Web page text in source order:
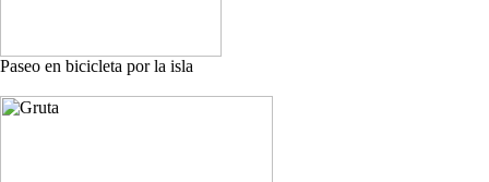
Paseo en bicicleta por la isla